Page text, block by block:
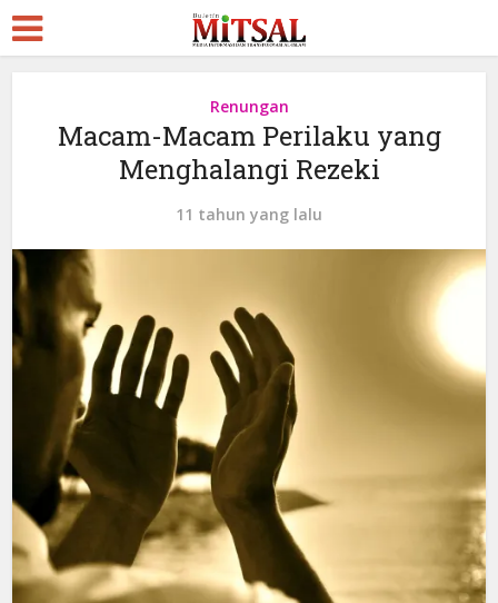
Renungan
Macam-Macam Perilaku yang
Menghalangi Rezeki
11 tahun yang lalu